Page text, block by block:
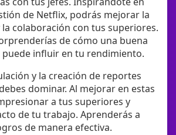
de Netflix, podrás mejorar la
colaboración con tus superiores.
de cómo una buena
influir en tu rendimiento.
y la creación de reportes
dominar. Al mejorar en estas
a tus superiores y
de tu trabajo. Aprenderás a
de manera efectiva.